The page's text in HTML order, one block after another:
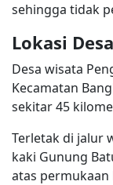
sehingga tidak
Lokasi
Desa wisata
Kecamatan
sekitar 45
Terletak di jalur
kaki Gunung
atas